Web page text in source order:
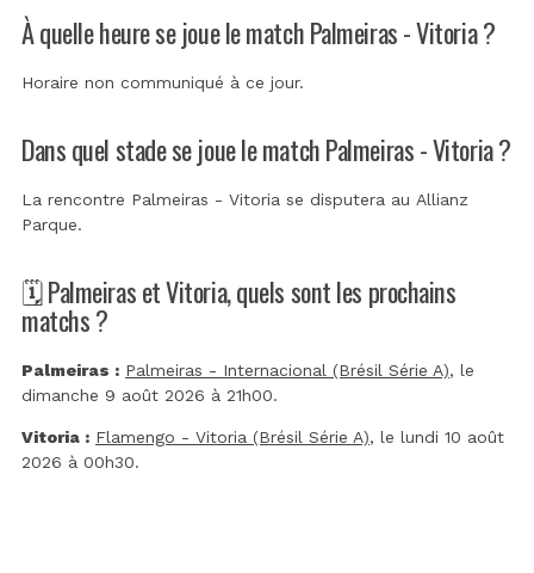
À quelle heure se joue le match Palmeiras - Vitoria ?
Horaire non communiqué à ce jour.
Dans quel stade se joue le match Palmeiras - Vitoria ?
La rencontre Palmeiras - Vitoria se disputera au Allianz
Parque.
🗓️ Palmeiras et Vitoria, quels sont les prochains
matchs ?
Palmeiras : Palmeiras - Internacional (Brésil Série A), le
dimanche 9 août 2026 à 21h00.
Vitoria : Flamengo - Vitoria (Brésil Série A), le lundi 10 août
2026 à 00h30.